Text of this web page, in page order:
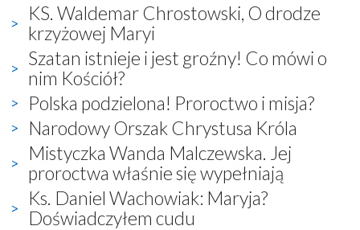
KS. Waldemar Chrostowski, O drodze
krzyżowej Maryi
Szatan istnieje i jest groźny! Co mówi o
nim Kościół?
Polska podzielona! Proroctwo i misja?
Narodowy Orszak Chrystusa Króla
Mistyczka Wanda Malczewska. Jej
proroctwa właśnie się wypełniają
Ks. Daniel Wachowiak: Maryja?
Doświadczyłem cudu